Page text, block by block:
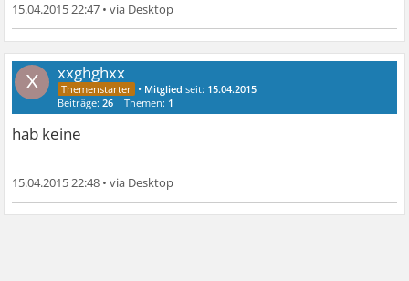
15.04.2015 22:47 •
X xxghghxx
• Mitglied seit: 15.04.2015
Beiträge:26 Themen: 1
hab keine
15.04.2015 22:48 •